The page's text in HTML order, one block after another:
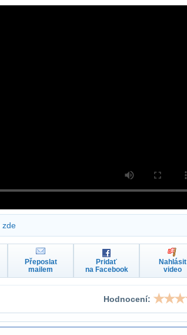
zde
Přeposlat
mailem
Pridať
na Facebook
Nahlásit
video
Hodnocení: